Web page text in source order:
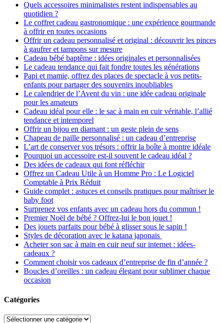
Quels accessoires minimalistes restent indispensables au
quotidien ?
Le coffret cadeau gastronomique : une expérience gourmande
à offrir en toutes occasions
Offrir un cadeau personnalisé et original : découvrir les pinces
à gaufrer et tampons sur mesure
Cadeau bébé baptême : idées originales et personnalisées
Le cadeau tendance qui fait fondre toutes les générations
Papi et mamie, offrez des places de spectacle à vos petits-
enfants pour partager des souvenirs inoubliables
Le calendrier de l’Avent du vin : une idée cadeau originale
pour les amateurs
Cadeau idéal pour elle : le sac à main en cuir véritable, l’allié
tendance et intemporel
Offrir un bijou en diamant : un geste plein de sens
Chapeau de paille personnalisé : un cadeau d’entreprise
L’art de conserver vos trésors : offrir la boîte à montre idéale
Pourquoi un accessoire est-il souvent le cadeau idéal ?
Des idées de cadeaux qui font réfléchir
Offrez un Cadeau Utile à un Homme Pro : Le Logiciel
Comptable à Prix Réduit
Guide complet : astuces et conseils pratiques pour maîtriser le
baby foot
Surprenez vos enfants avec un cadeau hors du commun !
Premier Noël de bébé ? Offrez-lui le bon jouet !
Des jouets parfaits pour bébé à glisser sous le sapin !
Styles de décoration avec le katana japonais
Acheter son sac à main en cuir neuf sur internet : idées-
cadeaux ?
Comment choisir vos cadeaux d’entreprise de fin d’année ?
Boucles d’oreilles : un cadeau élegant pour sublimer chaque
occasion
Catégories
Catégories